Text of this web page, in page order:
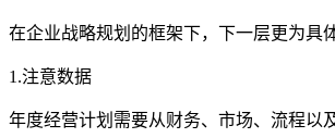
在企业战略规划的框架下，下一层更为具
1.注意数据
年度经营计划需要从财务、市场、流程以